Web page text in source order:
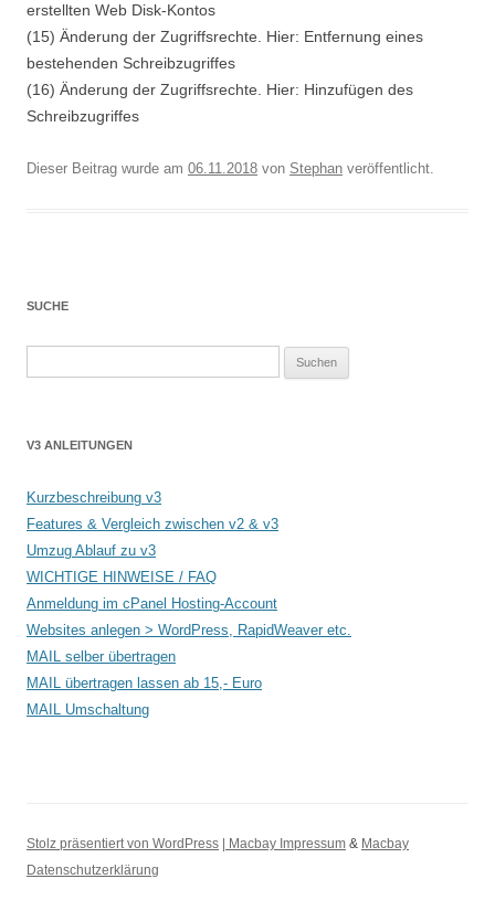
erstellten Web Disk-Kontos
(15) Änderung der Zugriffsrechte. Hier: Entfernung eines
bestehenden Schreibzugriffes
(16) Änderung der Zugriffsrechte. Hier: Hinzufügen des
Schreibzugriffes
Dieser Beitrag wurde am 06.11.2018 von Stephan veröffentlicht.
SUCHE
V3 ANLEITUNGEN
Kurzbeschreibung v3
Features & Vergleich zwischen v2 & v3
Umzug Ablauf zu v3
WICHTIGE HINWEISE / FAQ
Anmeldung im cPanel Hosting-Account
Websites anlegen > WordPress, RapidWeaver etc.
MAIL selber übertragen
MAIL übertragen lassen ab 15,- Euro
MAIL Umschaltung
Stolz präsentiert von WordPress | Macbay Impressum & Macbay
Datenschutzerklärung